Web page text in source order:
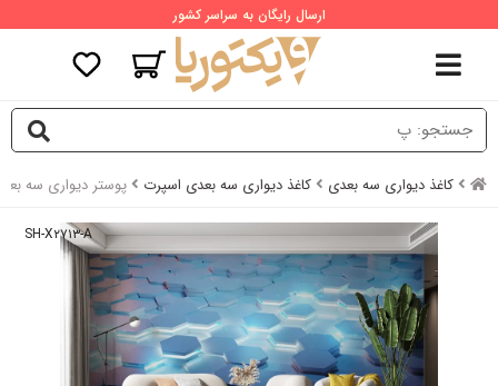
ارسال رایگان به سراسر کشور
کاغذ دیواری سه بعدی کاغذ دیواری سه بعدی اسپرت پوستر دیواری سه
SH-X۲۷۱۳-A